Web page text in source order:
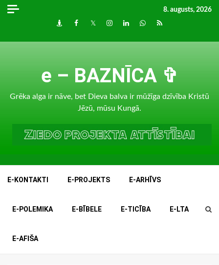
Skip
8. augusts, 2026
DraugiemFacebook
TwitterInstagram
LinkedInwhatsapp
RSS
e – BAZNĪCA ✞
Grēka alga ir nāve, bet Dieva balva ir mūžīga dzīvība Kristū
Jēzū, mūsu Kungā.
E-KONTAKTI E-PROJEKTS E-ARHĪVS
E-POLEMIKA E-BĪBELE E-TICĪBA E-LTA
E-AFIŠA